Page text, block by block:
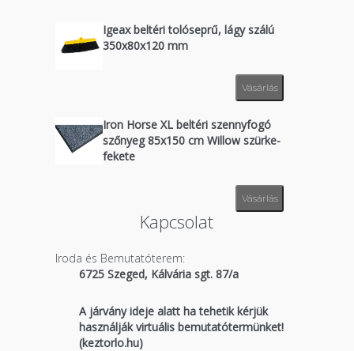
Igeax beltéri tolóseprű, lágy szálú
350x80x120 mm
Vásárlás
Iron Horse XL beltéri szennyfogó
szőnyeg 85x150 cm Willow szürke-
fekete
Vásárlás
Kapcsolat
Iroda és Bemutatóterem:
6725 Szeged, Kálvária sgt. 87/a
A járvány ideje alatt ha tehetik kérjük
használják virtuális bemutatótermünket!
(keztorlo.hu)